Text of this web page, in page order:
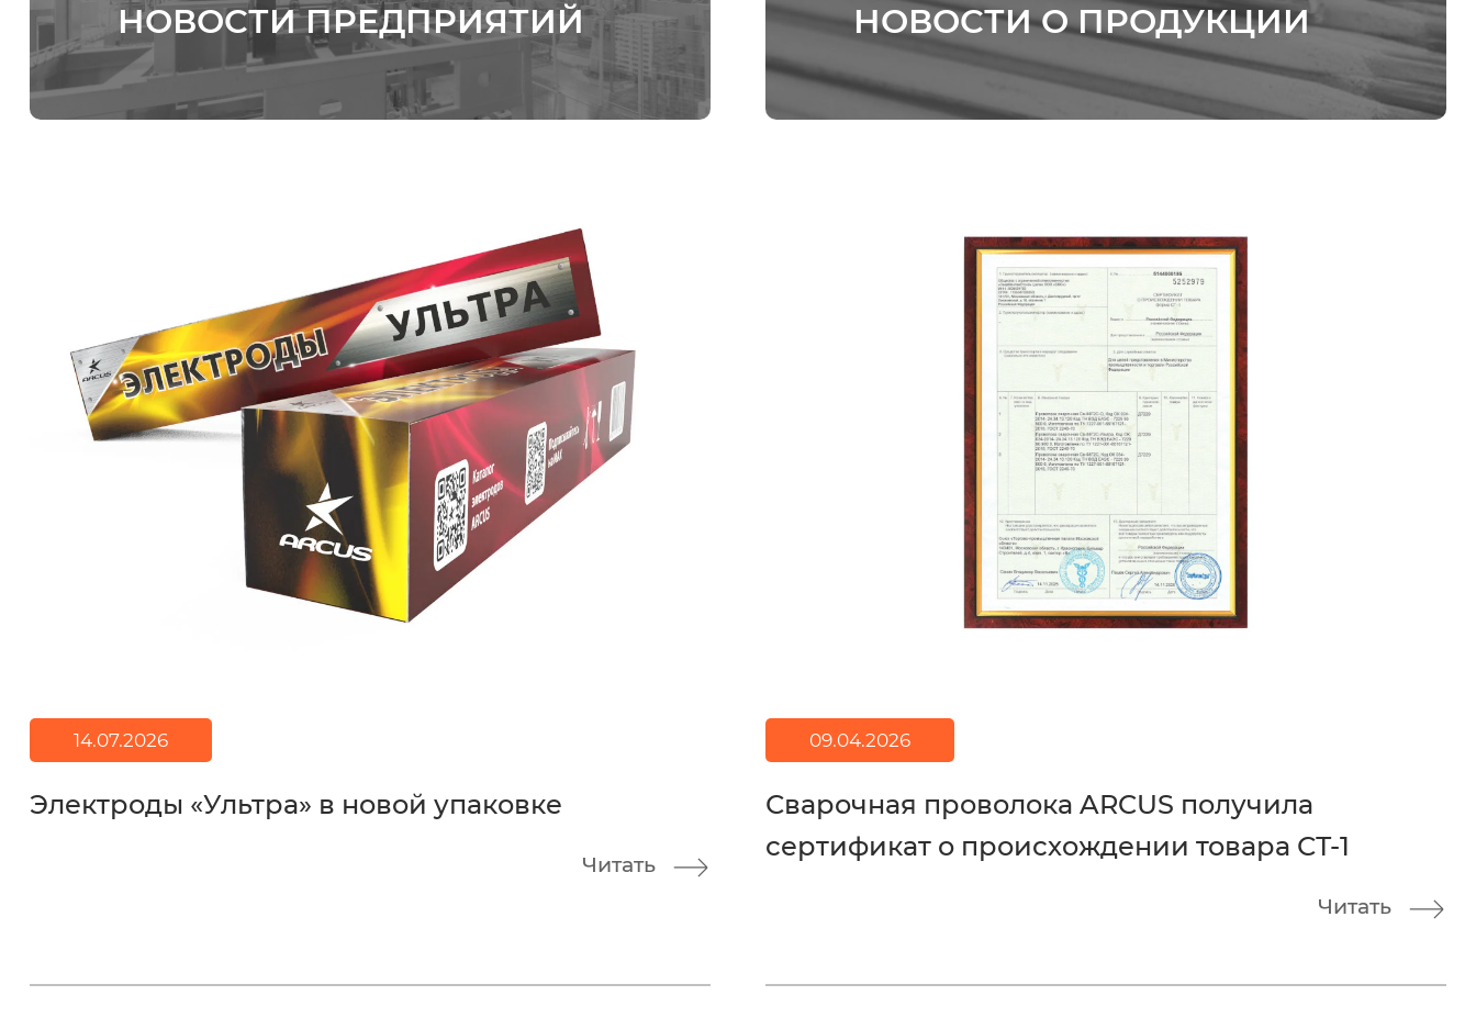
НОВОСТИ ПРЕДПРИЯТИЙ НОВОСТИ О ПРОДУКЦИИ
14.07.2026
Электроды «Ультра» в новой упаковке
Читать
09.04.2026
Сварочная проволока ARCUS получила
сертификат о происхождении товара СТ-1
Читать